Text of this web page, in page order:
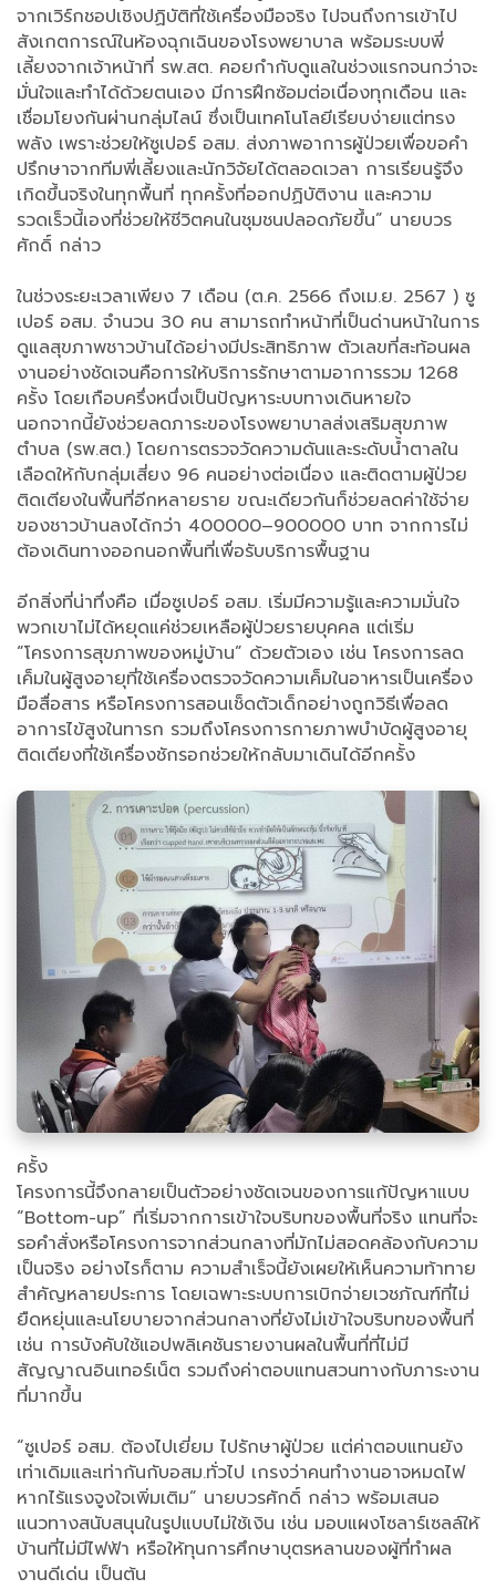
จากเวิร์กชอปเชิงปฏิบัติที่ใช้เครื่องมือจริง ไปจนถึงการเข้าไป
สังเกตการณ์ในห้องฉุกเฉินของโรงพยาบาล พร้อมระบบพี่
เลี้ยงจากเจ้าหน้าที่ รพ.สต. คอยกำกับดูแลในช่วงแรกจนกว่าจะ
มั่นใจและทำได้ด้วยตนเอง มีการฝึกซ้อมต่อเนื่องทุกเดือน และ
เชื่อมโยงกันผ่านกลุ่มไลน์ ซึ่งเป็นเทคโนโลยีเรียบง่ายแต่ทรง
พลัง เพราะช่วยให้ซูเปอร์ อสม. ส่งภาพอาการผู้ป่วยเพื่อขอคำ
ปรึกษาจากทีมพี่เลี้ยงและนักวิจัยได้ตลอดเวลา การเรียนรู้จึง
เกิดขึ้นจริงในทุกพื้นที่ ทุกครั้งที่ออกปฏิบัติงาน และความ
รวดเร็วนี้เองที่ช่วยให้ชีวิตคนในชุมชนปลอดภัยขึ้น” นายบวร
ศักดิ์ กล่าว
ในช่วงระยะเวลาเพียง 7 เดือน (ต.ค. 2566 ถึงเม.ย. 2567 ) ซู
เปอร์ อสม. จำนวน 30 คน สามารถทำหน้าที่เป็นด่านหน้าในการ
ดูแลสุขภาพชาวบ้านได้อย่างมีประสิทธิภาพ ตัวเลขที่สะท้อนผล
งานอย่างชัดเจนคือการให้บริการรักษาตามอาการรวม 1268
ครั้ง โดยเกือบครึ่งหนึ่งเป็นปัญหาระบบทางเดินหายใจ
นอกจากนี้ยังช่วยลดภาระของโรงพยาบาลส่งเสริมสุขภาพ
ตำบล (รพ.สต.) โดยการตรวจวัดความดันและระดับน้ำตาลใน
เลือดให้กับกลุ่มเสี่ยง 96 คนอย่างต่อเนื่อง และติดตามผู้ป่วย
ติดเตียงในพื้นที่อีกหลายราย ขณะเดียวกันก็ช่วยลดค่าใช้จ่าย
ของชาวบ้านลงได้กว่า 400000–900000 บาท จากการไม่
ต้องเดินทางออกนอกพื้นที่เพื่อรับบริการพื้นฐาน
อีกสิ่งที่น่าทึ่งคือ เมื่อซูเปอร์ อสม. เริ่มมีความรู้และความมั่นใจ
พวกเขาไม่ได้หยุดแค่ช่วยเหลือผู้ป่วยรายบุคคล แต่เริ่ม
“โครงการสุขภาพของหมู่บ้าน” ด้วยตัวเอง เช่น โครงการลด
เค็มในผู้สูงอายุที่ใช้เครื่องตรวจวัดความเค็มในอาหารเป็นเครื่อง
มือสื่อสาร หรือโครงการสอนเช็ดตัวเด็กอย่างถูกวิธีเพื่อลด
อาการไข้สูงในทารก รวมถึงโครงการกายภาพบำบัดผู้สูงอายุ
ติดเตียงที่ใช้เครื่องชักรอกช่วยให้กลับมาเดินได้อีกครั้ง
ครั้ง
โครงการนี้จึงกลายเป็นตัวอย่างชัดเจนของการแก้ปัญหาแบบ
“Bottom-up” ที่เริ่มจากการเข้าใจบริบทของพื้นที่จริง แทนที่จะ
รอคำสั่งหรือโครงการจากส่วนกลางที่มักไม่สอดคล้องกับความ
เป็นจริง อย่างไรก็ตาม ความสำเร็จนี้ยังเผยให้เห็นความท้าทาย
สำคัญหลายประการ โดยเฉพาะระบบการเบิกจ่ายเวชภัณฑ์ที่ไม่
ยืดหยุ่นและนโยบายจากส่วนกลางที่ยังไม่เข้าใจบริบทของพื้นที่
เช่น การบังคับใช้แอปพลิเคชันรายงานผลในพื้นที่ที่ไม่มี
สัญญาณอินเทอร์เน็ต รวมถึงค่าตอบแทนสวนทางกับภาระงาน
ที่มากขึ้น
“ซูเปอร์ อสม. ต้องไปเยี่ยม ไปรักษาผู้ป่วย แต่ค่าตอบแทนยัง
เท่าเดิมและเท่ากันกับอสม.ทั่วไป เกรงว่าคนทำงานอาจหมดไฟ
หากไร้แรงจูงใจเพิ่มเติม” นายบวรศักดิ์ กล่าว พร้อมเสนอ
แนวทางสนับสนุนในรูปแบบไม่ใช้เงิน เช่น มอบแผงโซลาร์เซลล์ให้
บ้านที่ไม่มีไฟฟ้า หรือให้ทุนการศึกษาบุตรหลานของผู้ที่ทำผล
งานดีเด่น เป็นต้น